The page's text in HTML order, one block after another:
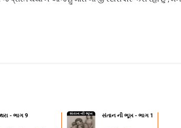
- ભાગ 9 સંતાન ની ભૂખ - ભાગ 1